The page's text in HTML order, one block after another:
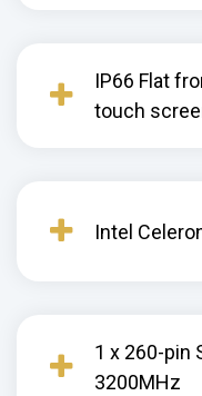
IP66 Flat
touch
Intel
1 x 260-pin
3200MHz